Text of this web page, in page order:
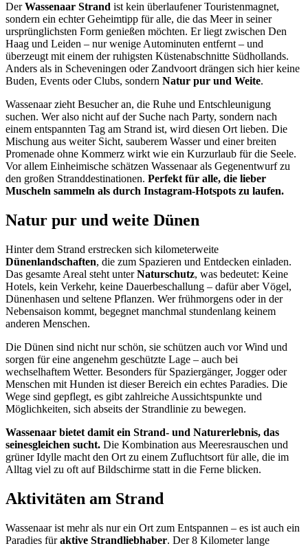
DerWassenaar Strand ist kein überlaufener Touristenmagnet,
sondern ein echter Geheimtipp für alle, die das Meer in seiner
ursprünglichsten Form genießen möchten. Er liegt zwischen Den
Haag und Leiden – nur wenige Autominuten entfernt – und
überzeugt mit einem der ruhigsten Küstenabschnitte Südhollands.
Anders als in Scheveningen oder Zandvoort drängen sich hier keine
Buden, Events oder Clubs, sondern Natur pur und Weite.
Wassenaar zieht Besucher an, die Ruhe und Entschleunigung
suchen. Wer also nicht auf der Suche nach Party, sondern nach
einem entspannten Tag am Strand ist, wird diesen Ort lieben. Die
Mischung aus weiter Sicht, sauberem Wasser und einer breiten
Promenade ohne Kommerz wirkt wie ein Kurzurlaub für die Seele.
Vor allem Einheimische schätzen Wassenaar als Gegenentwurf zu
den großen Stranddestinationen. Perfekt für alle, die lieber
Muscheln sammeln als durch Instagram-Hotspots zu laufen.
Natur pur und weite Dünen
Hinter dem Strand erstrecken sich kilometerweite
Dünenlandschaften, die zum Spazieren und Entdecken einladen.
Das gesamte Areal steht unterNaturschutz, was bedeutet: Keine
Hotels, kein Verkehr, keine Dauerbeschallung – dafür aber Vögel,
Dünenhasen und seltene Pflanzen. Wer frühmorgens oder in der
Nebensaison kommt, begegnet manchmal stundenlang keinem
anderen Menschen.
Die Dünen sind nicht nur schön, sie schützen auch vor Wind und
sorgen für eine angenehm geschützte Lage – auch bei
wechselhaftem Wetter. Besonders für Spaziergänger, Jogger oder
Menschen mit Hunden ist dieser Bereich ein echtes Paradies. Die
Wege sind gepflegt, es gibt zahlreiche Aussichtspunkte und
Möglichkeiten, sich abseits der Strandlinie zu bewegen.
Wassenaar bietet damit ein Strand- und Naturerlebnis, das
seinesgleichen sucht. Die Kombination aus Meeresrauschen und
grüner Idylle macht den Ort zu einem Zufluchtsort für alle, die im
Alltag viel zu oft auf Bildschirme statt in die Ferne blicken.
Aktivitäten am Strand
Wassenaar ist mehr als nur ein Ort zum Entspannen – es ist auch ein
Paradies füraktive Strandliebhaber. Der 8 Kilometer lange